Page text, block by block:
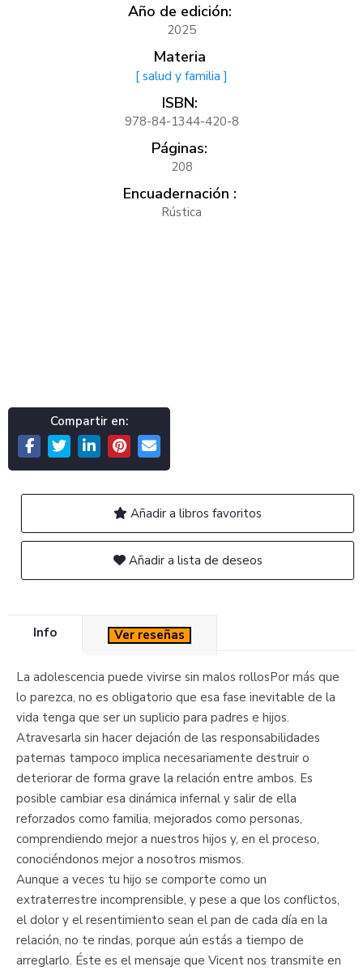
Año de edición:
2025
Materia
[ salud y familia ]
ISBN:
978-84-1344-420-8
Páginas:
208
Encuadernación :
Rústica
Compartir en:
Añadir a libros favoritos
Añadir a lista de deseos
Info Ver reseñas
La adolescencia puede vivirse sin malos rollosPor más que
lo parezca, no es obligatorio que esa fase inevitable de la
vida tenga que ser un suplicio para padres e hijos.
Atravesarla sin hacer dejación de las responsabilidades
paternas tampoco implica necesariamente destruir o
deteriorar de forma grave la relación entre ambos. Es
posible cambiar esa dinámica infernal y salir de ella
reforzados como familia, mejorados como personas,
comprendiendo mejor a nuestros hijos y, en el proceso,
conociéndonos mejor a nosotros mismos.
Aunque a veces tu hijo se comporte como un
extraterrestre incomprensible, y pese a que los conflictos,
el dolor y el resentimiento sean el pan de cada día en la
relación, no te rindas, porque aún estás a tiempo de
arreglarlo. Éste es el mensaje que Vicent nos transmite en